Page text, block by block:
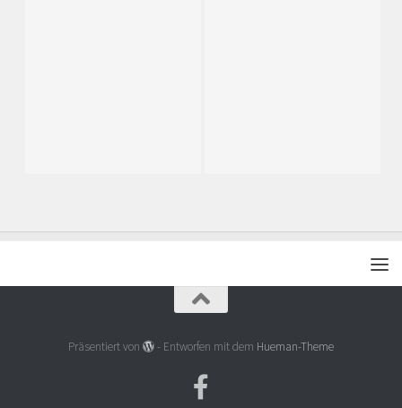
Präsentiert von - Entworfen mit dem Hueman-Theme